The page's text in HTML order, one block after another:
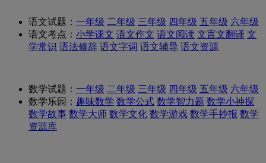
语文试题： 一年级 二年级 三年级 四年级 五年级 六年级
语文考点： 小学课文 语文作文 语文阅读 文言文翻译 文
学常识 语法修辞 语文字词 语文辅导 语文资源
数学试题： 一年级 二年级 三年级 四年级 五年级 六年级
数学乐园： 趣味数学 数学公式 数学智力题 数学小神探
数学故事 数学大师 数学文化 数学游戏 数学手抄报 数学
资源库